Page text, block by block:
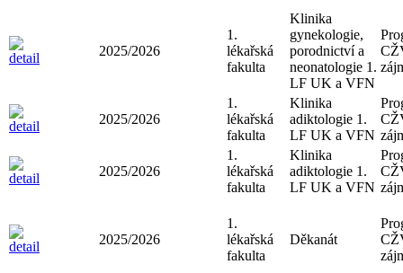
2025/2026
1.
lékařská
fakulta
Klinika
gynekologie,
porodnictví a
neonatologie 1.
LF UK a VFN
2025/2026
1.
lékařská
fakulta
Klinika
adiktologie 1.
LF UK a VFN
2025/2026
1.
lékařská
fakulta
Klinika
adiktologie 1.
LF UK a VFN
2025/2026
1.
lékařská
fakulta
Děkanát